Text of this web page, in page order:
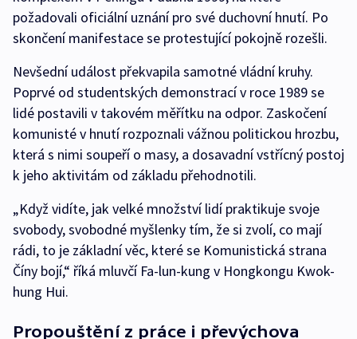
požadovali oficiální uznání pro své duchovní hnutí. Po
skončení manifestace se protestující pokojně rozešli.
Nevšední událost překvapila samotné vládní kruhy.
Poprvé od studentských demonstrací v roce 1989 se
lidé postavili v takovém měřítku na odpor. Zaskočení
komunisté v hnutí rozpoznali vážnou politickou hrozbu,
která s nimi soupeří o masy, a dosavadní vstřícný postoj
k jeho aktivitám od základu přehodnotili.
„Když vidíte, jak velké množství lidí praktikuje svoje
svobody, svobodné myšlenky tím, že si zvolí, co mají
rádi, to je základní věc, které se Komunistická strana
Číny bojí,“ říká mluvčí Fa-lun-kung v Hongkongu Kwok-
hung Hui.
Propouštění z práce i převýchova